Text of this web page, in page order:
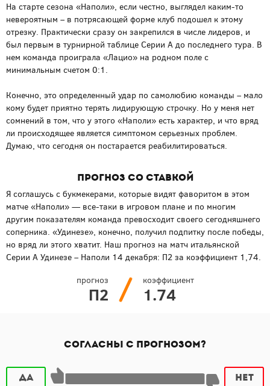
На старте сезона «Наполи», если честно, выглядел каким-то
невероятным – в потрясающей форме клуб подошел к этому
отрезку. Практически сразу он закрепился в числе лидеров, и
был первым в турнирной таблице Серии А до последнего тура. В
нем команда проиграла «Лацио» на родном поле с
минимальным счетом 0:1.
Конечно, это определенный удар по самолюбию команды – мало
кому будет приятно терять лидирующую строчку. Но у меня нет
сомнений в том, что у этого «Наполи» есть характер, и что вряд
ли происходящее является симптомом серьезных проблем.
Думаю, что сегодня он постарается реабилитироваться.
Прогноз со ставкой
Я соглашусь с букмекерами, которые видят фаворитом в этом
матче «Наполи» — все-таки в игровом плане и по многим
другим показателям команда превосходит своего сегодняшнего
соперника. «Удинезе», конечно, получил подпитку после победы,
но вряд ли этого хватит. Наш прогноз на матч итальянской
Серии А Удинезе – Наполи 14 декабря: П2 за коэффициент 1,74.
прогноз
П2
коэффициент
1.74
Согласны с прогнозом?
Да
Нет